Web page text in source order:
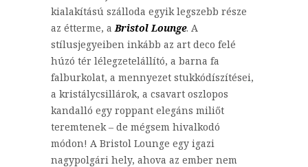
kialakítású szálloda egyik legszebb része
az étterme, aBristol Lounge. A
stílusjegyeiben inkább az art deco felé
húzó tér lélegzetelállító, a barna fa
falburkolat, a mennyezet stukkódíszítései,
a kristálycsillárok, a csavart oszlopos
kandalló egy roppant elegáns miliőt
teremtenek – de mégsem hivalkodó
módon! A Bristol Lounge egy igazi
nagypolgári hely, ahova az ember nem